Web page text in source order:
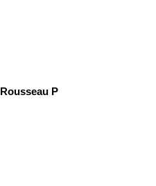
Rousseau P